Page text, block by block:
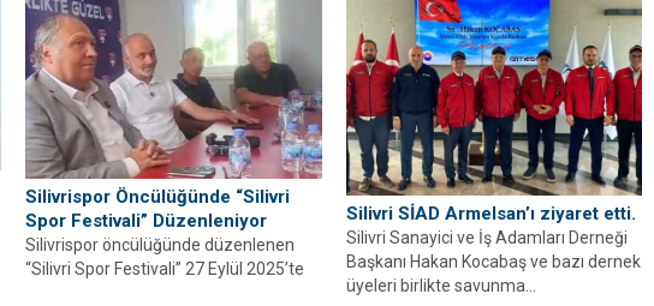
Silivrispor Öncülüğünde “Silivri
Spor Festivali” Düzenleniyor
Silivrispor öncülüğünde düzenlenen
“Silivri Spor Festivali” 27 Eylül 2025’te
Silivri SİAD Armelsan’ı ziyaret etti.
Silivri Sanayici ve İş Adamları Derneği
Başkanı Hakan Kocabaş ve bazı dernek
üyeleri birlikte savunma...